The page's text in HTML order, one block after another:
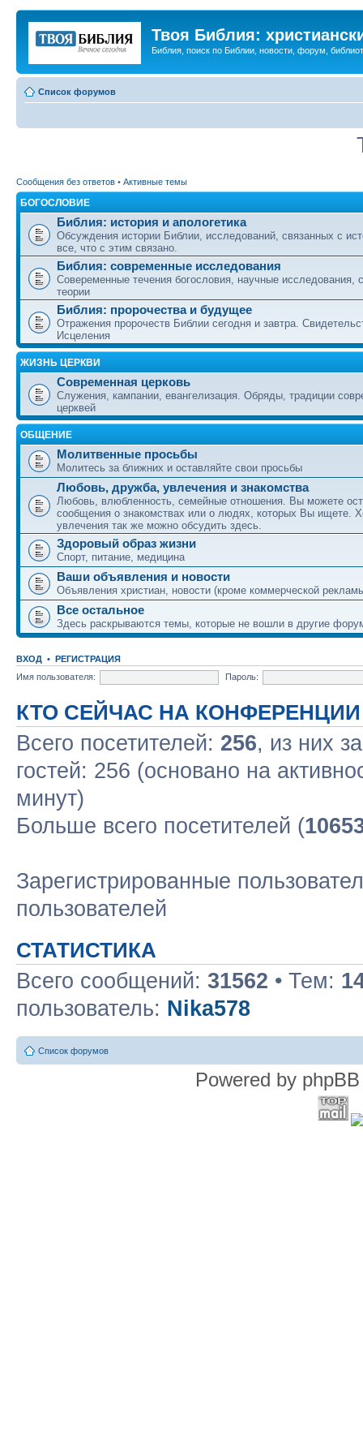
Твоя Библия:
Библия, поиск по Библии, новости, форум,
Список форумов
Сообщения без ответов • Активные темы
БОГОСЛОВИЕ
Библия: история и апологетика
Обсуждения истории Библии, исследований, связанных с
все, что с этим связано.
Библия: современные исследования
Совеременные течения богословия, научные исследования,
теории
Библия: пророчества и будущее
Отражения пророчеств Библии сегодня и завтра.
Исцеления
ЖИЗНЬ ЦЕРКВИ
Современная церковь
Служения, кампании, евангелизация. Обряды, традиции
церквей
ОБЩЕНИЕ
Молитвенные просьбы
Молитесь за ближних и оставляйте свои просьбы
Любовь, дружба, увлечения и знакомства
Любовь, влюбленность, семейные отношения. Вы можете
сообщения о знакомствах или о людях, которых Вы ищете.
увлечения так же можно обсудить здесь.
Здоровый образ жизни
Спорт, питание, медицина
Ваши объявления и новости
Объявления христиан, новости (кроме коммерческой
Все остальное
Здесь раскрываются темы, которые не вошли в другие
ВХОД • РЕГИСТРАЦИЯ
Имя пользователя:
Пароль:
КТО СЕЙЧАС НА КОНФЕРЕНЦИИ
Всего посетителей: 256, из них
гостей: 256 (основано на
минут)
Больше всего посетителей (
Зарегистрированные
пользователей
СТАТИСТИКА
Всего сообщений: 31562 • Тем:
пользователь: Nika578
Список форумов
Powered by